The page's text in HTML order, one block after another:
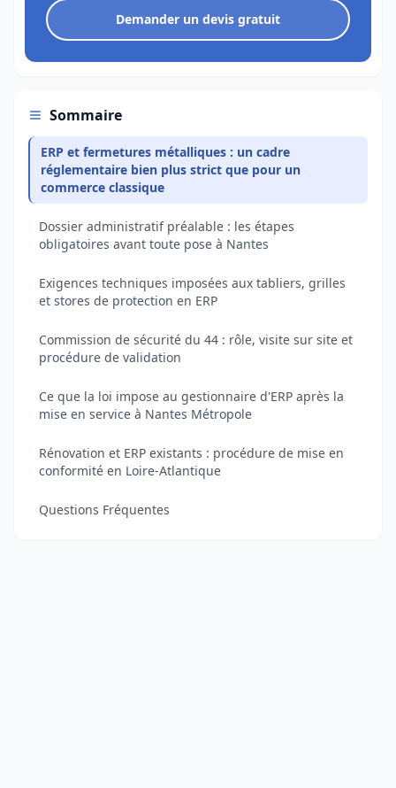
Demander un devis gratuit
Sommaire
ERP et fermetures métalliques : un cadre
réglementaire bien plus strict que pour un
commerce classique
Dossier administratif préalable : les étapes
obligatoires avant toute pose à Nantes
Exigences techniques imposées aux tabliers, grilles
et stores de protection en ERP
Commission de sécurité du 44 : rôle, visite sur site et
procédure de validation
Ce que la loi impose au gestionnaire d'ERP après la
mise en service à Nantes Métropole
Rénovation et ERP existants : procédure de mise en
conformité en Loire-Atlantique
Questions Fréquentes